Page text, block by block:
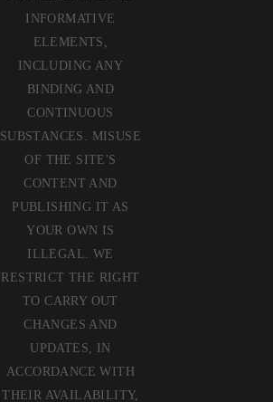
INFORMATIVE
ELEMENTS,
INCLUDING ANY
BINDING AND
CONTINUOUS
SUBSTANCES. MISUSE
OF THE SITE'S
CONTENT AND
PUBLISHING IT AS
YOUR OWN IS
ILLEGAL. WE
RESTRICT THE RIGHT
TO CARRY OUT
CHANGES AND
UPDATES, IN
ACCORDANCE WITH
THEIR AVAILABILITY,